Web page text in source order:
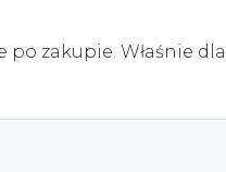
po zakupie. Właśnie